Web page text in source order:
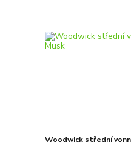
Woodwick střední